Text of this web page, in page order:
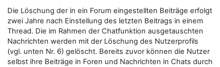
Die Löschung der in ein Forum eingestellten Beiträge erfolgt
zwei Jahre nach Einstellung des letzten Beitrags in einem
Thread. Die im Rahmen der Chatfunktion ausgetauschten
Nachrichten werden mit der Löschung des Nutzerprofils
(vgl. unten Nr. 6) gelöscht. Bereits zuvor können die Nutzer
selbst ihre Beiträge in Foren und Nachrichten in Chats durch